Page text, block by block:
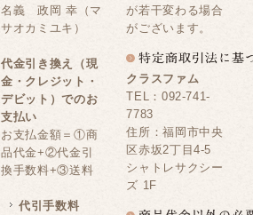
名義 政岡 幸（マ
サオカミユキ）
代金引き換え（現
金・クレジット・
デビット）でのお
支払い
お支払金額＝①商
品代金+②代金引
換手数料+③送料
代引手数料
が若干変わる場合
がございます。
クラスファム
TEL：092-741-
7783
住所：福岡市中央
区赤坂2丁目4-5
シャトレサクシー
ズ 1F